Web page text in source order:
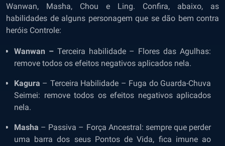
Wanwan, Masha, Chou e Ling. Confira, abaixo, as
habilidades de alguns personagem que se dão bem contra
heróis Controle:
Wanwan – Terceira habilidade – Flores das Agulhas:
remove todos os efeitos negativos aplicados nela.
Kagura – Terceira Habilidade – Fuga do Guarda-Chuva
Seimei: remove todos os efeitos negativos aplicados
nela.
Masha – Passiva – Força Ancestral: sempre que perder
uma barra dos seus Pontos de Vida, fica imune ao